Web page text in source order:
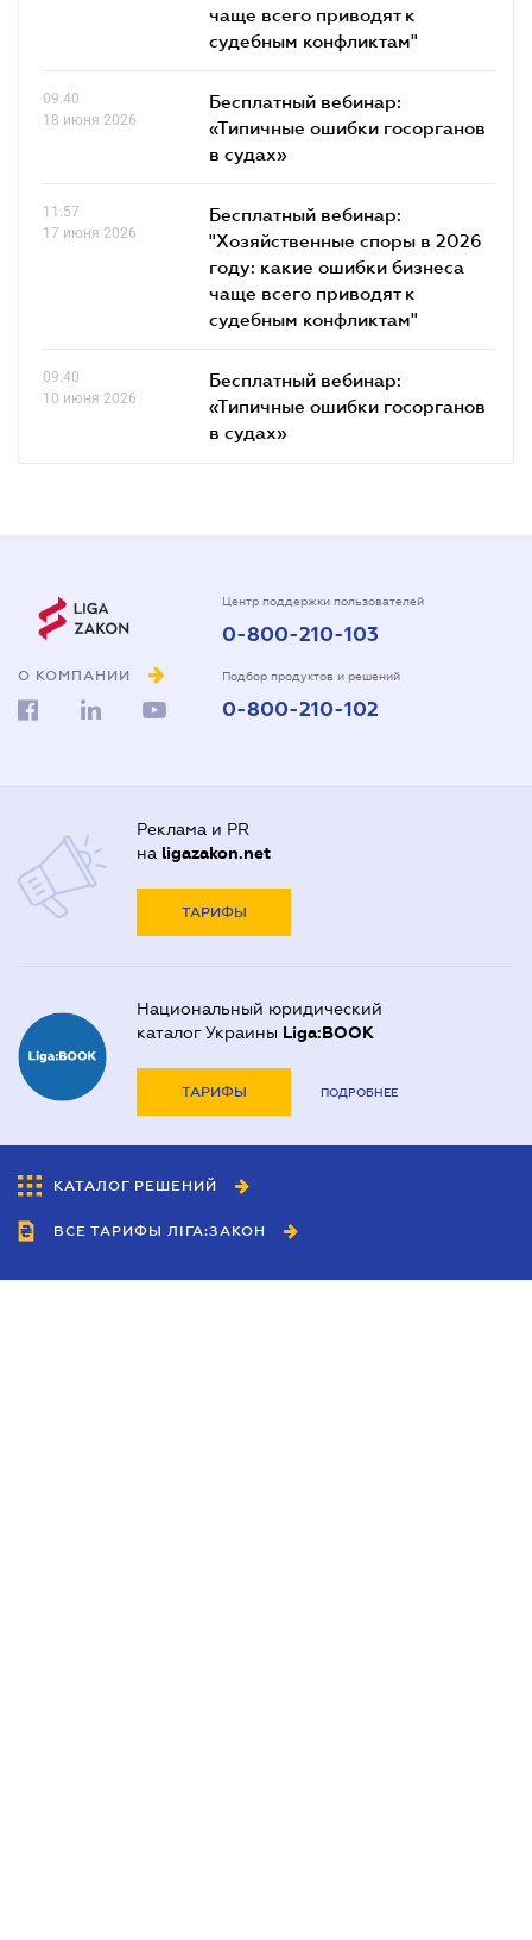
чаще всего приводят к
судебным конфликтам"
09.40
18 июня 2026
Бесплатный вебинар:
«Типичные ошибки госорганов
в судах»
11.57
17 июня 2026
Бесплатный вебинар:
"Хозяйственные споры в 2026
году: какие ошибки бизнеса
чаще всего приводят к
судебным конфликтам"
09.40
10 июня 2026
Бесплатный вебинар:
«Типичные ошибки госорганов
в судах»
О КОМПАНИИ
Центр поддержки пользователей
0-800-210-103
Подбор продуктов и решений
0-800-210-102
Реклама и PR
на ligazakon.net
ТАРИФЫ
Национальный юридический
каталог Украины Liga:BOOK
ТАРИФЫ ПОДРОБНЕЕ
КАТАЛОГ РЕШЕНИЙ
ВСЕ ТАРИФЫ ЛІГА:ЗАКОН